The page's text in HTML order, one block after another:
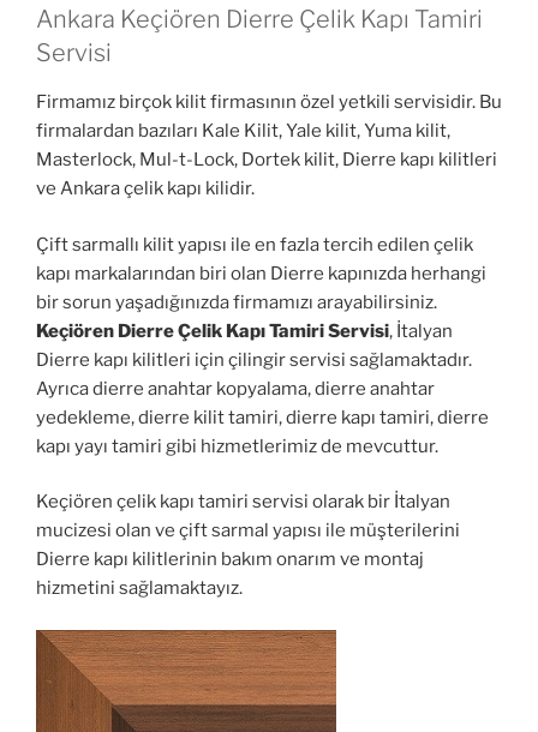
Ankara Keçiören Dierre Çelik Kapı Tamiri
Servisi
Firmamız birçok kilit firmasının özel yetkili servisidir. Bu
firmalardan bazıları Kale Kilit, Yale kilit, Yuma kilit,
Masterlock, Mul-t-Lock, Dortek kilit, Dierre kapı kilitleri
ve Ankara çelik kapı kilidir.
Çift sarmallı kilit yapısı ile en fazla tercih edilen çelik
kapı markalarından biri olan Dierre kapınızda herhangi
bir sorun yaşadığınızda firmamızı arayabilirsiniz.
Keçiören Dierre Çelik Kapı Tamiri Servisi, İtalyan
Dierre kapı kilitleri için çilingir servisi sağlamaktadır.
Ayrıca dierre anahtar kopyalama, dierre anahtar
yedekleme, dierre kilit tamiri, dierre kapı tamiri, dierre
kapı yayı tamiri gibi hizmetlerimiz de mevcuttur.
Keçiören çelik kapı tamiri servisi olarak bir İtalyan
mucizesi olan ve çift sarmal yapısı ile müşterilerini
Dierre kapı kilitlerinin bakım onarım ve montaj
hizmetini sağlamaktayız.